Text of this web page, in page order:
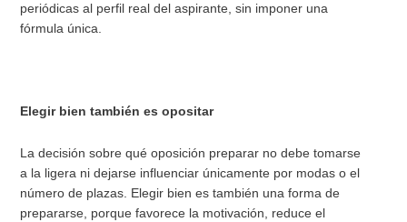
periódicas al perfil real del aspirante, sin imponer una
fórmula única.
Elegir bien también es opositar
La decisión sobre qué oposición preparar no debe tomarse
a la ligera ni dejarse influenciar únicamente por modas o el
número de plazas. Elegir bien es también una forma de
prepararse, porque favorece la motivación, reduce el